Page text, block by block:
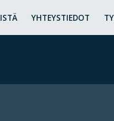
YHTEYSTIEDOT